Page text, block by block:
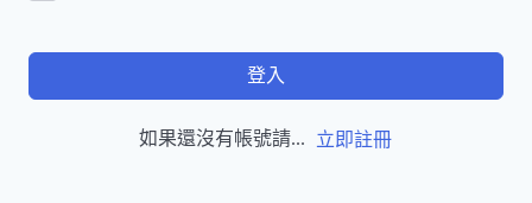
登入
如果還沒有帳號請... 立即註冊